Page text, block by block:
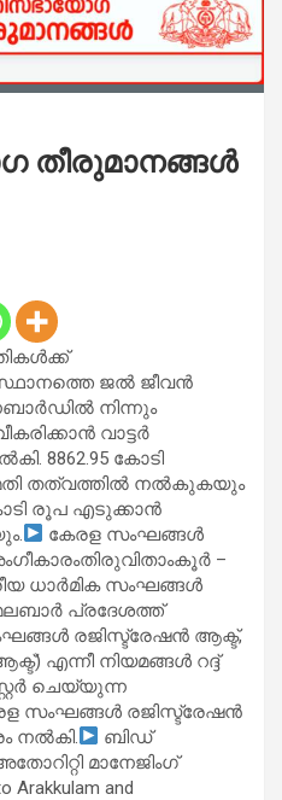
തീരുമാനങ്ങൾ
ജല്‍ ജീവന്‍
നിന്നും
വാട്ടര്‍
8862.95 കോടി
തത്വത്തിൽ നൽകുകയും
രൂപ എടുക്കാൻ
കേരള സംഘങ്ങൾ
–
ധാർമിക സംഘങ്ങൾ
പ്രദേശത്ത്
രജിസ്ട്രേഷൻ ആക്ട്,
എന്നീ നിയമങ്ങൾ റദ്ദ്
ചെയ്യുന്ന
സംഘങ്ങൾ രജിസ്ട്രേഷൻ
നൽകി.
ബിഡ്
മാനേജിംഗ്
Arakkulam and